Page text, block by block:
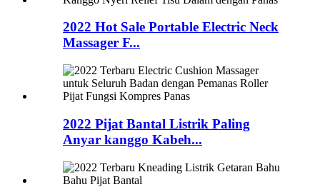
2022 Hot Sale Portable Electric Neck
Massager F...
2022 Pijat Bantal Listrik Paling
Anyar kanggo Kabeh...